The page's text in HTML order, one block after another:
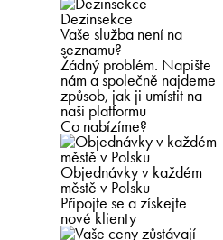
Dezinsekce
Vaše služba není na
seznamu?
Žádný problém. Napište
nám a společně najdeme
způsob, jak ji umístit na
naši platformu
Co nabízíme?
Objednávky v každém
městě v Polsku
Připojte se a získejte
nové klienty